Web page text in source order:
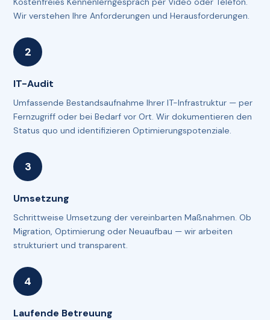
Wir verstehen Ihre Anforderungen und Herausforderungen.
IT-Audit
Umfassende Bestandsaufnahme Ihrer IT-Infrastruktur — per
Fernzugriff oder bei Bedarf vor Ort. Wir dokumentieren den
Status quo und identifizieren Optimierungspotenziale.
Umsetzung
Schrittweise Umsetzung der vereinbarten Maßnahmen. Ob
Migration, Optimierung oder Neuaufbau — wir arbeiten
strukturiert und transparent.
Laufende Betreuung